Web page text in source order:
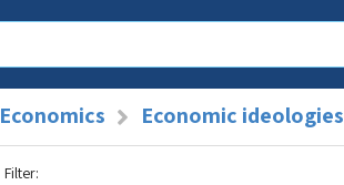
Economics Economic ideologies
Filter: